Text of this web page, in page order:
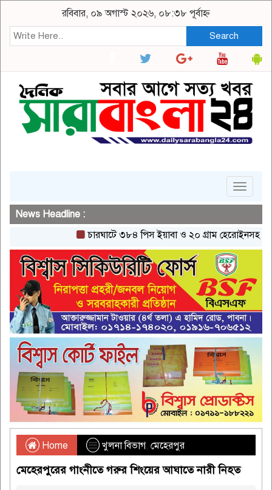
রবিবার, ০৯ অগাস্ট ২০২৬, ০৮:৩৮ পূর্বাহ্ন
Search
Toggle
News Headline :
চারঘাটে ৩৮৪ পিস ইয়াবা ও ২০ গ্রাম হেরোইনসহ একজন
Home খুলনা বিভাগ, মেহেরপুর
মেহেরপুরের গাংনীতে গরুর শিংয়ের আঘাতে নারী নিহত